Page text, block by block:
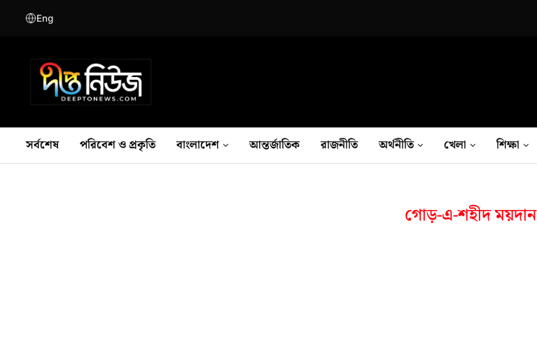
Eng
সর্বশেষ পরিবেশ ও প্রকৃতি বাংলাদেশ আন্তর্জাতিক রাজনীতি অর্থনীতি খেলা শিক্ষা
গোড়-এ-শহীদ ময়দান